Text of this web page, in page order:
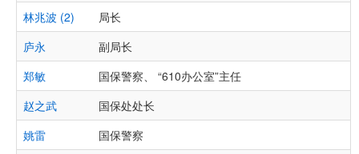
林兆波 (2)
局长
庐永
副局长
郑敏
国保警察、 “610办公室”主任
赵之武
国保处处长
姚雷
国保警察